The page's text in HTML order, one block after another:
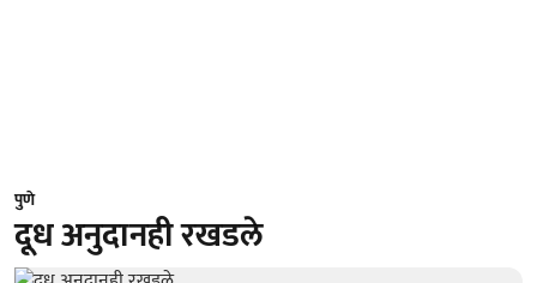
पुणे
दूध अनुदानही रखडले